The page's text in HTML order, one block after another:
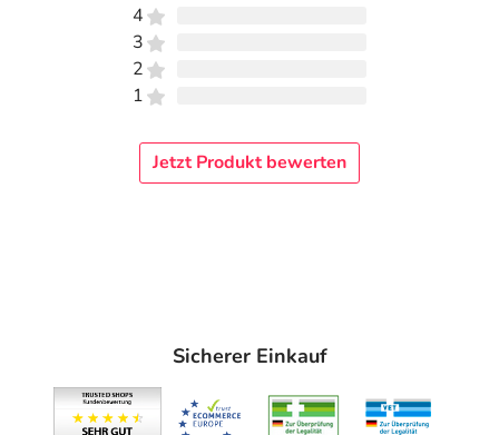
4
3
2
1
Jetzt Produkt bewerten
Sicherer Einkauf